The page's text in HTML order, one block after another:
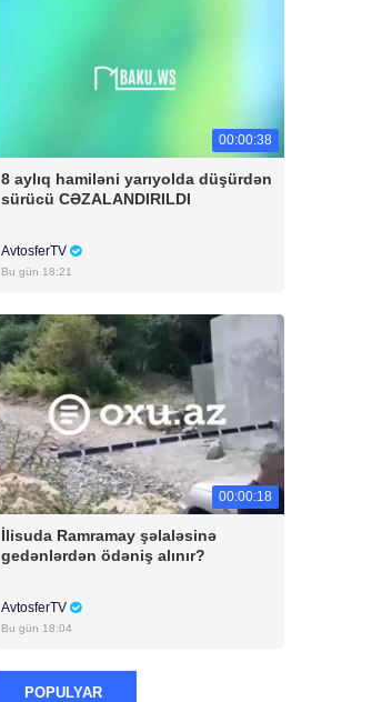
00:00:38
8 aylıq hamiləni yarıyolda düşürdən
sürücü CƏZALANDIRILDI
AvtosferTV
Bu gün 18:21
00:00:18
İlisuda Ramramay şəlaləsinə
gedənlərdən ödəniş alınır?
AvtosferTV
Bu gün 18:04
POPULYAR